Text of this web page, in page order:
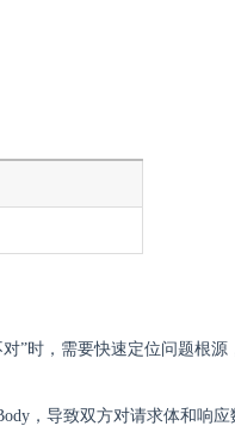
”时，需要快速定位问题根源
，导致双方对请求体和响